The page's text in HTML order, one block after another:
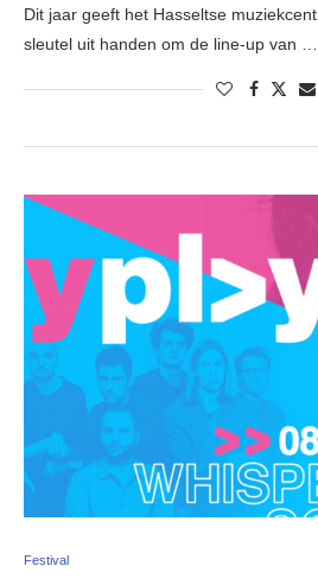
Dit jaar geeft het Hasseltse
sleutel uit handen om de line-up van …
Festival